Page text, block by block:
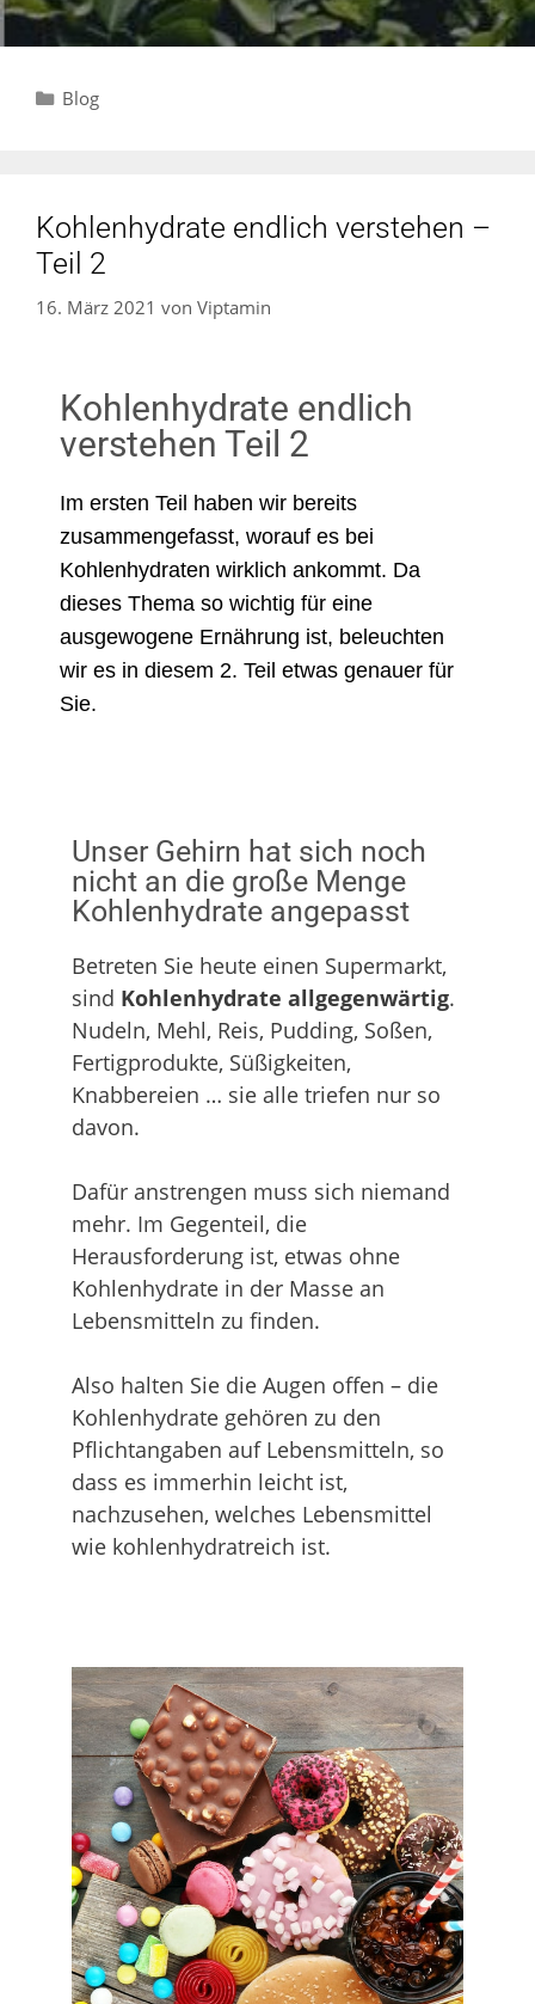
Blog
Kohlenhydrate endlich verstehen –
Teil 2
16. März 2021 von Viptamin
Kohlenhydrate endlich
verstehen Teil 2
Im ersten Teil haben wir bereits
zusammengefasst, worauf es bei
Kohlenhydraten wirklich ankommt. Da
dieses Thema so wichtig für eine
ausgewogene Ernährung ist, beleuchten
wir es in diesem 2. Teil etwas genauer für
Sie.
Unser Gehirn hat sich noch
nicht an die große Menge
Kohlenhydrate angepasst
Betreten Sie heute einen Supermarkt,
sind Kohlenhydrate allgegenwärtig.
Nudeln, Mehl, Reis, Pudding, Soßen,
Fertigprodukte, Süßigkeiten,
Knabbereien … sie alle triefen nur so
davon.
Dafür anstrengen muss sich niemand
mehr. Im Gegenteil, die
Herausforderung ist, etwas ohne
Kohlenhydrate in der Masse an
Lebensmitteln zu finden.
Also halten Sie die Augen offen – die
Kohlenhydrate gehören zu den
Pflichtangaben auf Lebensmitteln, so
dass es immerhin leicht ist,
nachzusehen, welches Lebensmittel
wie kohlenhydratreich ist.